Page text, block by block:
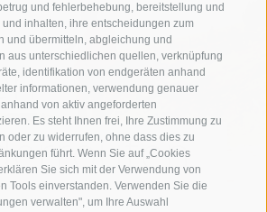
und fehlerbehebung, bereitstellung und
inhalten, ihre entscheidungen zum
und übermitteln, abgleichung und
aus unterschiedlichen quellen, verknüpfung
identifikation von endgeräten anhand
informationen, verwendung genauer
von aktiv angeforderten
Es steht Ihnen frei, Ihre Zustimmung zu
oder zu widerrufen, ohne dass dies zu
führt. Wenn Sie auf „Cookies
Sie sich mit der Verwendung von
Tools einverstanden. Verwenden Sie die
verwalten", um Ihre Auswahl